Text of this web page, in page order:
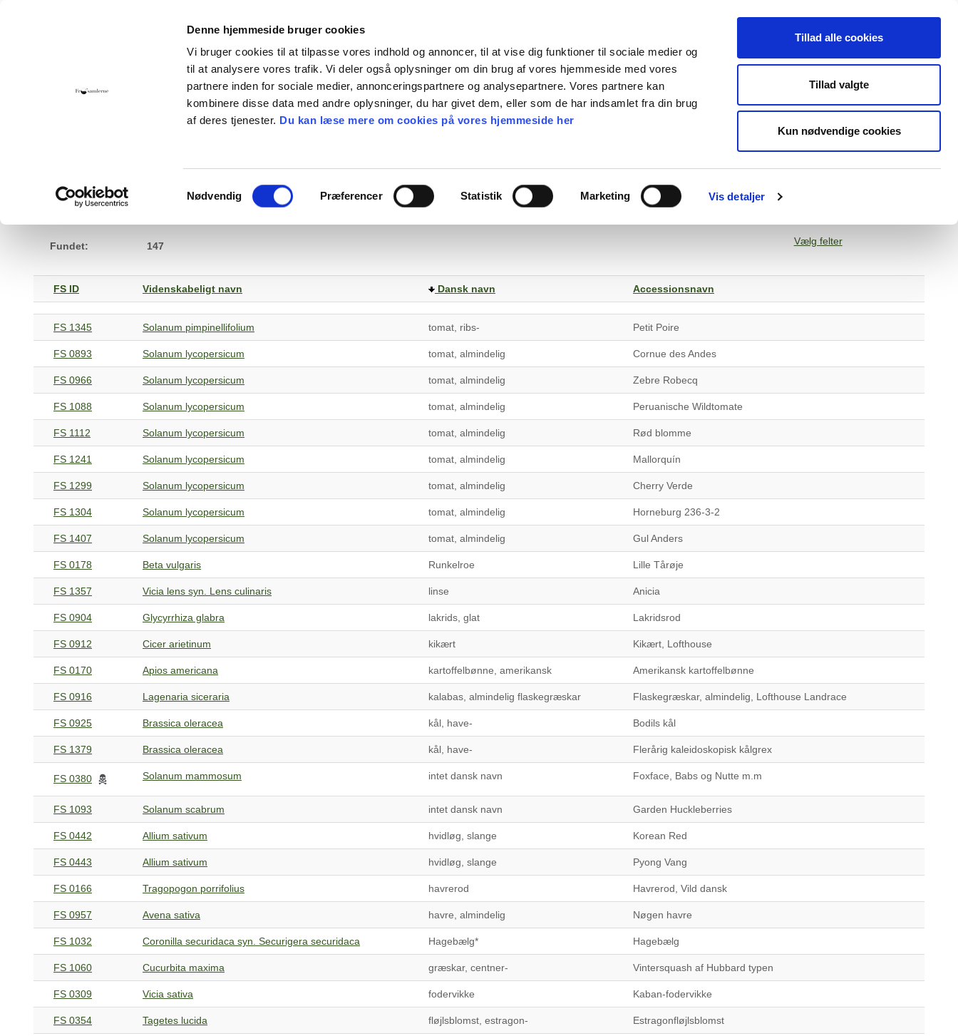
Denne hjemmeside bruger cookies
Vi bruger cookies til at tilpasse vores indhold og annoncer, til at vise dig funktioner til sociale medier og
til at analysere vores trafik. Vi deler også oplysninger om din brug af vores hjemmeside med vores
partnere inden for sociale medier, annonceringspartnere og analysepartnere. Vores partnere kan
kombinere disse data med andre oplysninger, du har givet dem, eller som de har indsamlet fra din brug
af deres tjenester. Du kan læse mere om cookies på vores hjemmeside her
Samtykkevalg
Nødvendig Præferencer Statistik Marketing Vis detaljer
Tillad alle cookies
Tillad valgte
Kun nødvendige cookies
Bliv medlem Giv en gave Find frø Webshop Nyheder Kalender
Viden om
Fundet: 147 Vælg felter
FS ID Videnskabeligt navn Dansk navn Accessionsnavn
FS 1345 Solanum pimpinellifolium tomat, ribs- Petit Poire
FS 0893 Solanum lycopersicum tomat, almindelig Cornue des Andes
FS 0966 Solanum lycopersicum tomat, almindelig Zebre Robecq
FS 1088 Solanum lycopersicum tomat, almindelig Peruanische Wildtomate
FS 1112 Solanum lycopersicum tomat, almindelig Rød blomme
FS 1241 Solanum lycopersicum tomat, almindelig Mallorquín
FS 1299 Solanum lycopersicum tomat, almindelig Cherry Verde
FS 1304 Solanum lycopersicum tomat, almindelig Horneburg 236-3-2
FS 1407 Solanum lycopersicum tomat, almindelig Gul Anders
FS 0178 Beta vulgaris Runkelroe Lille Tårøje
FS 1357 Vicia lens syn. Lens culinaris linse Anicia
FS 0904 Glycyrrhiza glabra lakrids, glat Lakridsrod
FS 0912 Cicer arietinum kikært Kikært, Lofthouse
FS 0170 Apios americana kartoffelbønne, amerikansk Amerikansk kartoffelbønne
FS 0916 Lagenaria siceraria kalabas, almindelig flaskegræskar Flaskegræskar, almindelig, Lofthouse Landrace
FS 0925 Brassica oleracea kål, have- Bodils kål
FS 1379 Brassica oleracea kål, have- Flerårig kaleidoskopisk kålgrex
FS 0380 Solanum mammosum intet dansk navn Foxface, Babs og Nutte m.m
FS 1093 Solanum scabrum intet dansk navn Garden Huckleberries
FS 0442 Allium sativum hvidløg, slange Korean Red
FS 0443 Allium sativum hvidløg, slange Pyong Vang
FS 0166 Tragopogon porrifolius havrerod Havrerod, Vild dansk
FS 0957 Avena sativa havre, almindelig Nøgen havre
FS 1032 Coronilla securidaca syn. Securigera securidaca Hagebælg* Hagebælg
FS 1060 Cucurbita maxima græskar, centner- Vintersquash af Hubbard typen
FS 0309 Vicia sativa fodervikke Kaban-fodervikke
FS 0354 Tagetes lucida fløjlsblomst, estragon- Estragonfløjlsblomst